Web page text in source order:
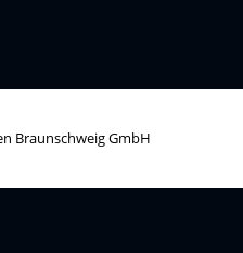
Braunschweig GmbH